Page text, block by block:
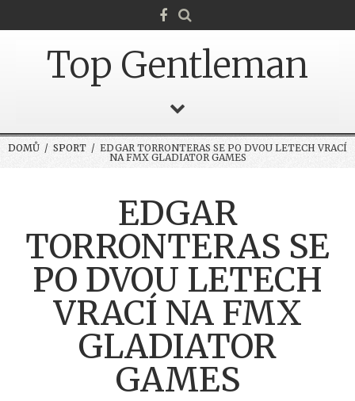
Top Gentleman
DOMŮ / SPORT / EDGAR TORRONTERAS SE PO DVOU LETECH VRACÍ
NA FMX GLADIATOR GAMES
EDGAR
TORRONTERAS SE
PO DVOU LETECH
VRACÍ NA FMX
GLADIATOR
GAMES